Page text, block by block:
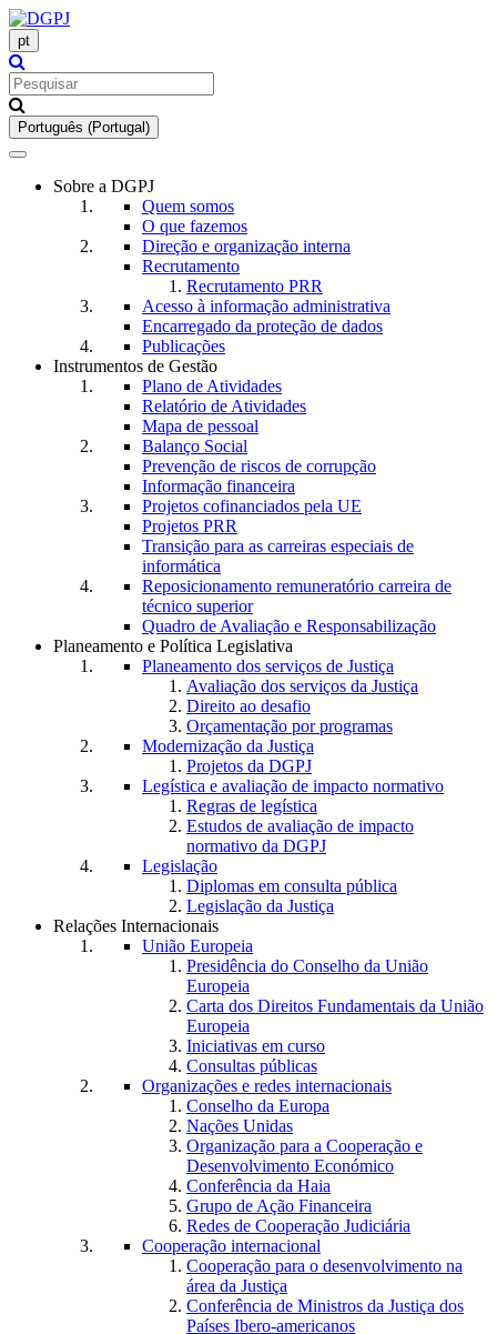
pt
Português (Portugal)
Toggle
navigationSobre a DGPJ
Quem somos
O que fazemos
Direção e organização interna
Recrutamento
Recrutamento PRR
Acesso à informação administrativa
Encarregado da proteção de dados
Publicações
Instrumentos de Gestão
Plano de Atividades
Relatório de Atividades
Mapa de pessoal
Balanço Social
Prevenção de riscos de corrupção
Informação financeira
Projetos cofinanciados pela UE
Projetos PRR
Transição para as carreiras especiais de
informática
Reposicionamento remuneratório carreira de
técnico superior
Quadro de Avaliação e Responsabilização
Planeamento e Política Legislativa
Planeamento dos serviços de Justiça
Avaliação dos serviços da Justiça
Direito ao desafio
Orçamentação por programas
Modernização da Justiça
Projetos da DGPJ
Legística e avaliação de impacto normativo
Regras de legística
Estudos de avaliação de impacto
normativo da DGPJ
Legislação
Diplomas em consulta pública
Legislação da Justiça
Relações Internacionais
União Europeia
Presidência do Conselho da União
Europeia
Carta dos Direitos Fundamentais da União
Europeia
Iniciativas em curso
Consultas públicas
Organizações e redes internacionais
Conselho da Europa
Nações Unidas
Organização para a Cooperação e
Desenvolvimento Económico
Conferência da Haia
Grupo de Ação Financeira
Redes de Cooperação Judiciária
Cooperação internacional
Cooperação para o desenvolvimento na
área da Justiça
Conferência de Ministros da Justiça dos
Países Ibero-americanos